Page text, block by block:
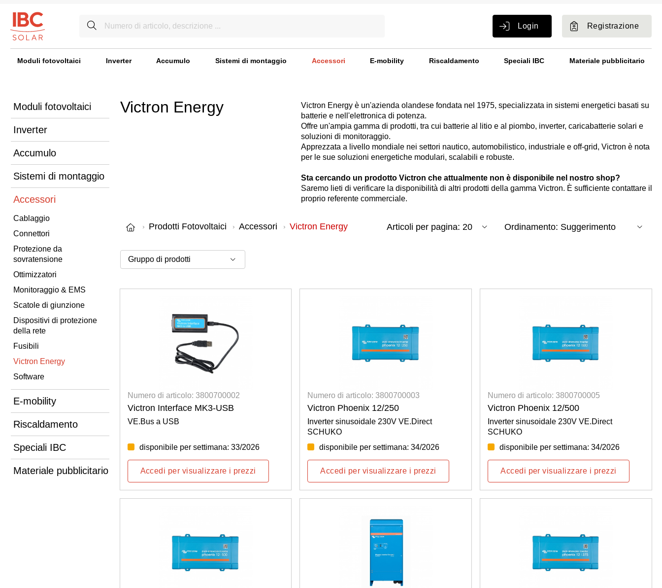
Login Registrazione
Moduli fotovoltaici Inverter Accumulo Sistemi di montaggio Accessori E-mobility Riscaldamento Speciali IBC Materiale pubblicitario
Moduli fotovoltaici
Inverter
Accumulo
Sistemi di montaggio
Accessori
Cablaggio
Connettori
Protezione da
sovratensione
Ottimizzatori
Monitoraggio & EMS
Scatole di giunzione
Dispositivi di protezione
della rete
Fusibili
Victron Energy
Software
E-mobility
Riscaldamento
Speciali IBC
Materiale pubblicitario
Victron Energy
Victron Energy è un'azienda olandese fondata nel 1975, specializzata in sistemi energetici basati su
batterie e nell'elettronica di potenza.
Offre un'ampia gamma di prodotti, tra cui batterie al litio e al piombo, inverter, caricabatterie solari e
soluzioni di monitoraggio.
Apprezzata a livello mondiale nei settori nautico, automobilistico, industriale e off-grid, Victron è nota
per le sue soluzioni energetiche modulari, scalabili e robuste.
Sta cercando un prodotto Victron che attualmente non è disponibile nel nostro shop?
Saremo lieti di verificare la disponibilità di altri prodotti della gamma Victron. È sufficiente contattare il
proprio referente commerciale.
Prodotti Fotovoltaici Accessori Victron Energy
Numero di articolo: 3800700002
Victron Interface MK3-USB
VE.Bus a USB
disponibile per settimana: 33/2026
Accedi per visualizzare i prezzi
Numero di articolo: 3800700003
Victron Phoenix 12/250
Inverter sinusoidale 230V VE.Direct
SCHUKO
disponibile per settimana: 34/2026
Accedi per visualizzare i prezzi
Numero di articolo: 3800700005
Victron Phoenix 12/500
Inverter sinusoidale 230V VE.Direct
SCHUKO
disponibile per settimana: 34/2026
Accedi per visualizzare i prezzi